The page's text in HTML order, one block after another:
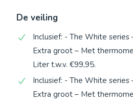
De veiling
Inclusief: - The White series
Extra groot – Met
Liter t.w.v. €99,95.
Inclusief: - The White series
Extra groot – Met